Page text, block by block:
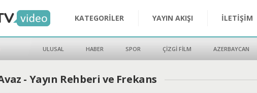
KATEGORİLER YAYIN AKIŞI İLETİŞİM
ULUSAL HABER SPOR ÇİZGİ FİLM AZERBAYCAN
- Yayın Rehberi ve Frekans